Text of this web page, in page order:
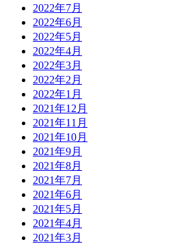
2022年7月
2022年6月
2022年5月
2022年4月
2022年3月
2022年2月
2022年1月
2021年12月
2021年11月
2021年10月
2021年9月
2021年8月
2021年7月
2021年6月
2021年5月
2021年4月
2021年3月